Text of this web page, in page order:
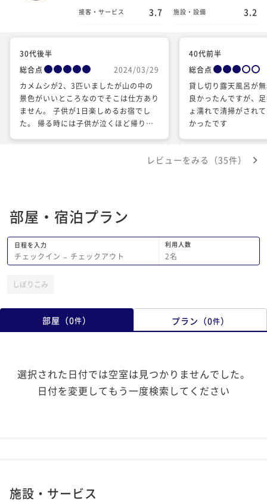
接客・サービス 3.7 施設・設備 3.2
30代後半
総合点
2024/03/29
カメムシが2、3匹いましたが山の中の
景色がいいところなのでそこは仕方あり
ません。 子供が1日楽しめるお宿でし
た。 帰る時には子供が泣くほど帰りた
40代前半
総合点
貸し切り露天風呂が
良かったんですが、
ょ濡れで清掃がされ
かったです
レビューをみる（35件）
部屋・宿泊プラン
日程を入力
チェックイン − チェックアウト
利用人数
2名
しぼりこみ
部屋 （0件） プラン （0件）
選択された日付では空室は見つかりませんでした。
日付を変更してもう一度検索してください
施設・サービス